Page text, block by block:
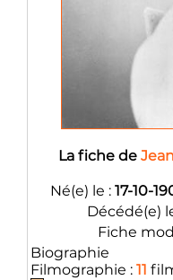
La fiche de
Né(e) le : 17-10-
Décédé(e)
Fiche
Biographie
Filmographie : 11